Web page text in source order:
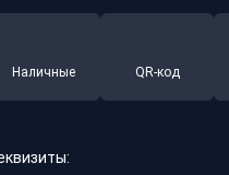
Наличные QR-код